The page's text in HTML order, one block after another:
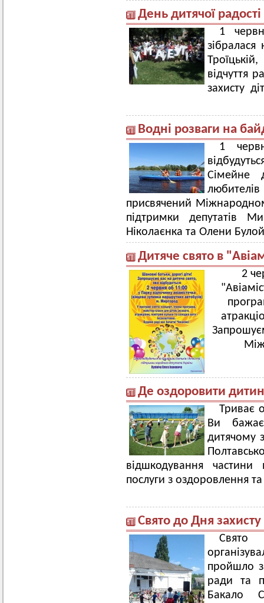
День дитячої
1
відчуття
захисту
Водні розваги на
1
Сімейне
присвячений
підтримки депутатів
Ніколаєнка та Олени
Дитяче свято в
2
Де оздоровити
Триває
Ви
дитячому
відшкодування
послуги з оздоровлення
Свято до Дня
Свято
пройшло
ради та
Бакало